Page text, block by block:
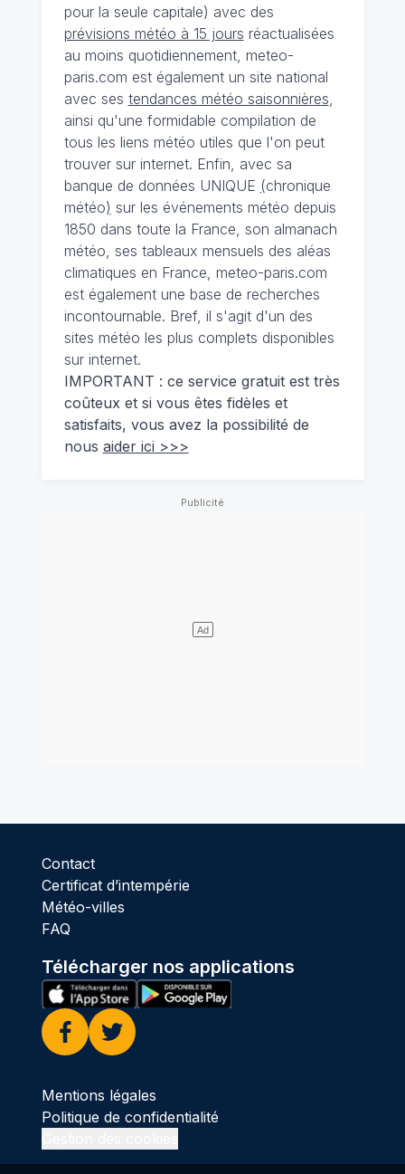
pour la seule capitale) avec des
prévisions météo à 15 jours réactualisées
au moins quotidiennement, meteo-
paris.com est également un site national
avec ses tendances météo saisonnières
ainsi qu'une formidable compilation de
tous les liens météo utiles que l'on peut
trouver sur internet. Enfin, avec sa
banque de données UNIQUE (chronique
météo) sur les événements météo depuis
1850 dans toute la France, son almanach
météo, ses tableaux mensuels des aléas
climatiques en France, meteo-paris.com
est également une base de recherches
incontournable. Bref, il s'agit d'un des
sites météo les plus complets disponibles
sur internet.
IMPORTANT : ce service gratuit est très
coûteux et si vous êtes fidèles et
satisfaits, vous avez la possibilité de
nous aider ici >>>
Contact
Certificat d’intempérie
Météo-villes
FAQ
Télécharger nos applications
Facebook
Twitter
Mentions légales
Politique de confidentialité